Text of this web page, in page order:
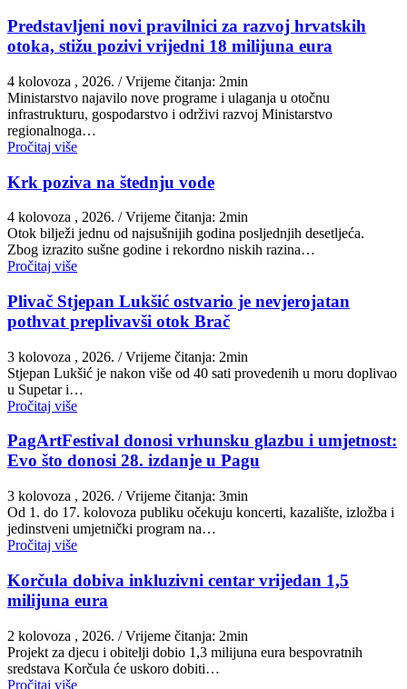
Predstavljeni novi pravilnici za razvoj hrvatskih
otoka, stižu pozivi vrijedni 18 milijuna eura
4 kolovoza , 2026. / Vrijeme čitanja: 2min
Ministarstvo najavilo nove programe i ulaganja u otočnu
infrastrukturu, gospodarstvo i održivi razvoj Ministarstvo
regionalnoga…
Pročitaj više
Krk poziva na štednju vode
4 kolovoza , 2026. / Vrijeme čitanja: 2min
Otok bilježi jednu od najsušnijih godina posljednjih desetljeća.
Zbog izrazito sušne godine i rekordno niskih razina…
Pročitaj više
Plivač Stjepan Lukšić ostvario je nevjerojatan
pothvat preplivavši otok Brač
3 kolovoza , 2026. / Vrijeme čitanja: 2min
St​jepan Lukšić je nakon više od 40 sati provedenih u moru doplivao
u Supetar i…
Pročitaj više
PagArtFestival donosi vrhunsku glazbu i umjetnost:
Evo što donosi 28. izdanje u Pagu
3 kolovoza , 2026. / Vrijeme čitanja: 3min
Od 1. do 17. kolovoza publiku očekuju koncerti, kazalište, izložba i
jedinstveni umjetnički program na…
Pročitaj više
Korčula dobiva inkluzivni centar vrijedan 1,5
milijuna eura
2 kolovoza , 2026. / Vrijeme čitanja: 2min
Projekt za djecu i obitelji dobio 1,3 milijuna eura bespovratnih
sredstava Korčula će uskoro dobiti…
Pročitaj više